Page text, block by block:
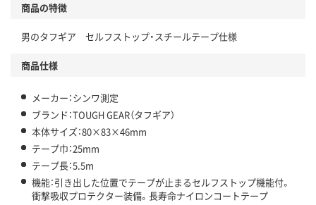
商品の特徴
男のタフギア セルフストップ・スチールテープ仕様
商品仕様
メーカー：シンワ測定
ブランド：TOUGH GEAR（タフギア）
本体サイズ：80×83×46mm
テープ巾：25mm
テープ長：5.5m
機能：引き出した位置でテープが止まるセルフストップ機能付。
衝撃吸収プロテクター装備。長寿命ナイロンコートテープ